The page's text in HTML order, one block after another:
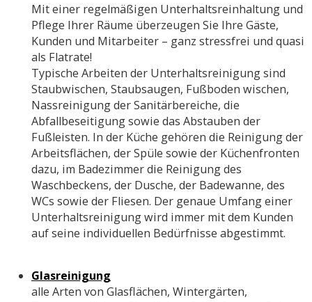
Mit einer regelmäßigen Unterhaltsreinhaltung und
Pflege Ihrer Räume überzeugen Sie Ihre Gäste,
Kunden und Mitarbeiter – ganz stressfrei und quasi
als Flatrate!
Typische Arbeiten der Unterhaltsreinigung sind
Staubwischen, Staubsaugen, Fußboden wischen,
Nassreinigung der Sanitärbereiche, die
Abfallbeseitigung sowie das Abstauben der
Fußleisten. In der Küche gehören die Reinigung der
Arbeitsflächen, der Spüle sowie der Küchenfronten
dazu, im Badezimmer die Reinigung des
Waschbeckens, der Dusche, der Badewanne, des
WCs sowie der Fliesen. Der genaue Umfang einer
Unterhaltsreinigung wird immer mit dem Kunden
auf seine individuellen Bedürfnisse abgestimmt.
Glasreinigung
alle Arten von Glasflächen, Wintergärten,